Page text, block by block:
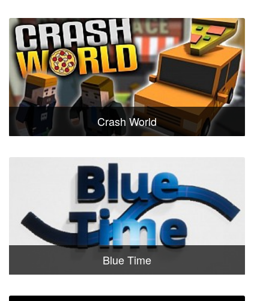
Crash World
Blue Time